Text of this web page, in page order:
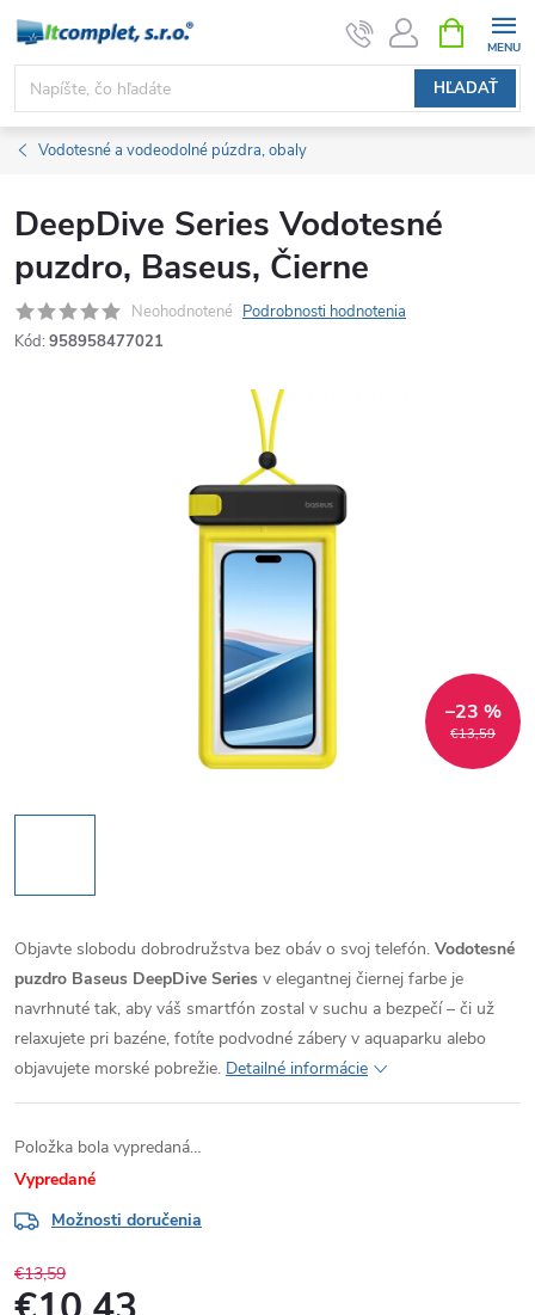
Prejsť
obsah
HĽADAŤ
KOŠÍK
Vodotesné a vodeodolné púzdra, obaly
DeepDive Series Vodotesné
puzdro, Baseus, Čierne
Neohodnotené Podrobnosti hodnotenia
Kód: 958958477021
€13,59
–23 %
Objavte slobodu dobrodružstva bez obáv o svoj telefón. Vodotesné
puzdro Baseus DeepDive Series v elegantnej čiernej farbe je
navrhnuté tak, aby váš smartfón zostal v suchu a bezpečí – či už
relaxujete pri bazéne, fotíte podvodné zábery v aquaparku alebo
objavujete morské pobrežie. Detailné informácie
Položka bola vypredaná…
Vypredané
Možnosti doručenia
€13,59